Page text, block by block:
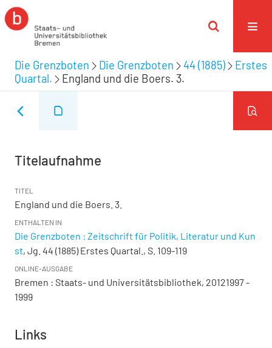
Die Grenzboten Die Grenzboten 44 (1885)
Erstes
Quartal.
England und die Boers. 3.
Titelaufnahme
TITEL
England und die Boers. 3.
ENTHALTEN IN
Die Grenzboten : Zeitschrift für Politik, Literatur und Kun
st, Jg. 44 (1885) Erstes Quartal., S. 109-119
ONLINE-AUSGABE
Bremen : Staats- und Universitätsbibliothek, 20121997 -
1999
Links